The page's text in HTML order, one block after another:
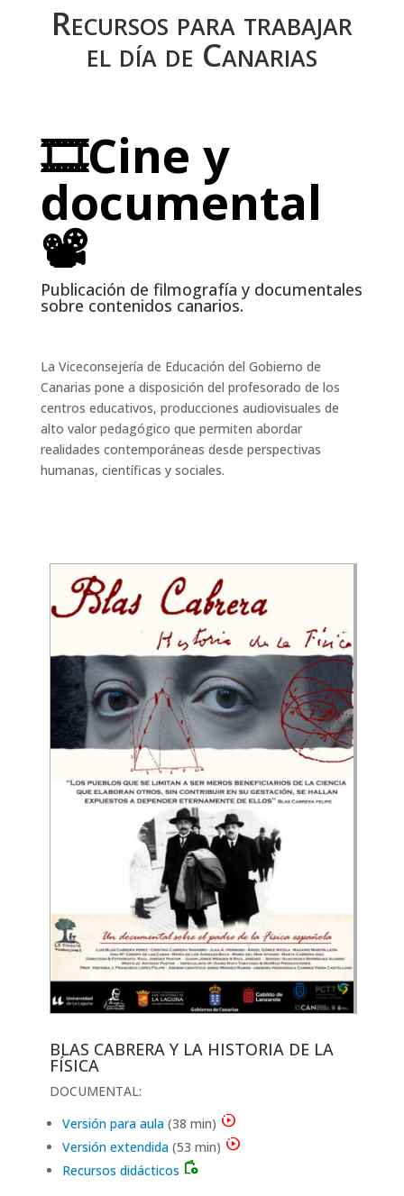
Recursos para trabajar
el día de Canarias
🎞Cine y
documental
📽
Publicación de filmografía y documentales
sobre contenidos canarios.
La Viceconsejería de Educación del Gobierno de
Canarias pone a disposición del profesorado de los
centros educativos, producciones audiovisuales de
alto valor pedagógico que permiten abordar
realidades contemporáneas desde perspectivas
humanas, científicas y sociales.
BLAS CABRERA Y LA HISTORIA DE LA
FÍSICA
DOCUMENTAL:
Versión para aula(38 min) motion_play
Versión extendida(53 min) motion_play
Recursos didácticos books_movies_and_music